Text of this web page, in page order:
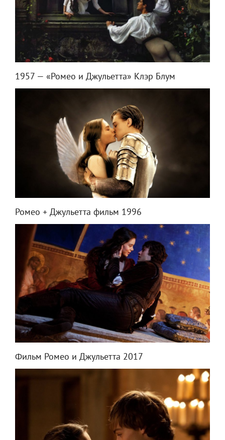
1957 — «Ромео и Джульетта» Клэр Блум
Ромео + Джульетта фильм 1996
Фильм Ромео и Джульетта 2017